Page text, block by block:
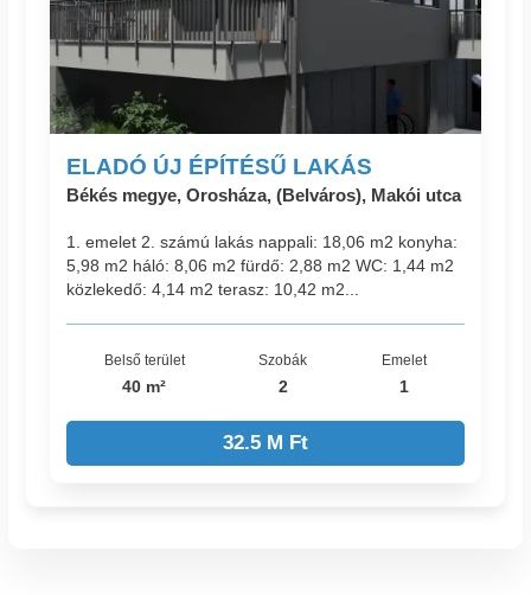
ELADÓ ÚJ ÉPÍTÉSŰ LAKÁS
Békés megye, Orosháza, (Belváros), Makói utca
1. emelet 2. számú lakás nappali: 18,06 m2 konyha:
5,98 m2 háló: 8,06 m2 fürdő: 2,88 m2 WC: 1,44 m2
közlekedő: 4,14 m2 terasz: 10,42 m2...
Belső terület
40 m²
Szobák
2
Emelet
1
32.5 M Ft